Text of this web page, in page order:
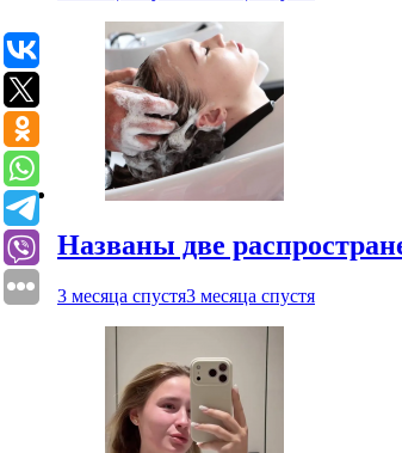
Названы две
3 месяца спустя3 месяца спустя